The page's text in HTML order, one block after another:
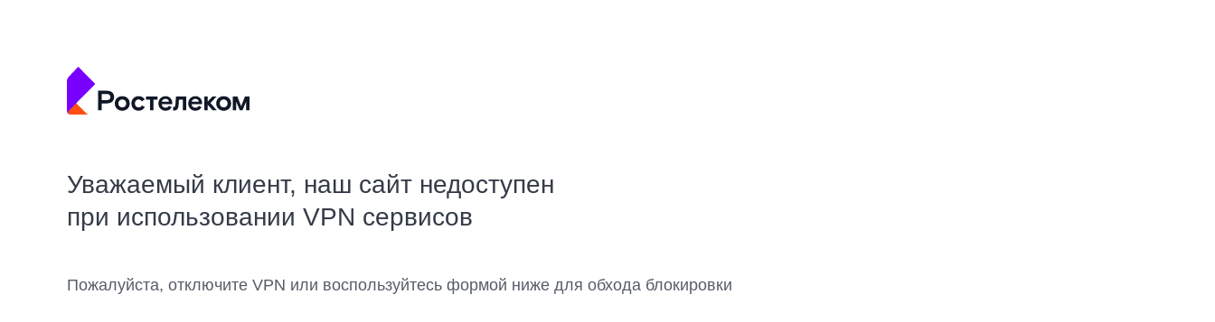
Уважаемый клиент, наш сайт недоступен
при использовании VPN сервисов
Пожалуйста, отключите VPN или воспользуйтесь формой ниже для обхода блокировки